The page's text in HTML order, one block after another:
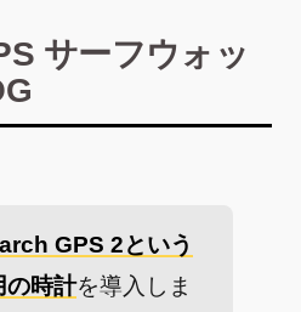
サーフウォッ
GPS 2という
の時計を導入しま